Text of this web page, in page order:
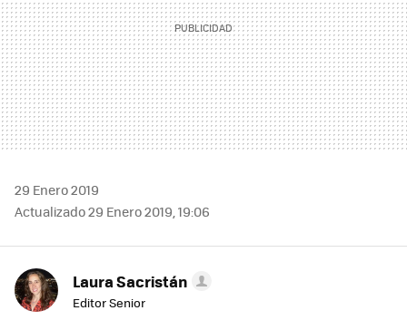
29 Enero 2019
Actualizado 29 Enero 2019, 19:06
Laura Sacristán
Editor Senior